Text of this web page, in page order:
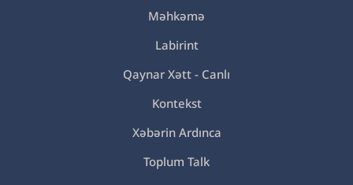
Məhkəmə
Labirint
Qaynar Xətt - Canlı
Kontekst
Xəbərin Ardınca
Toplum Talk